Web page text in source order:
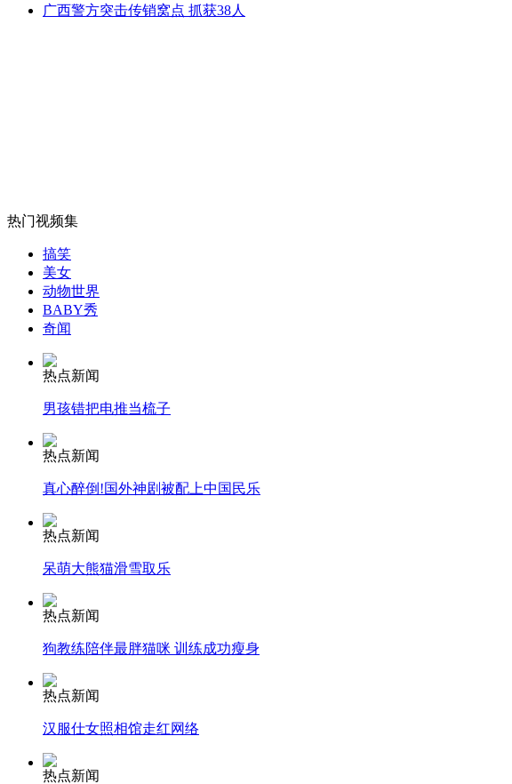
外交部：反对强权政治霸凌主义
外交部：有关国家言论片面不公正
安徽一实载49人客车翻车
消防员救轻生者 花炮节热闹非凡
司机酒驾遇交警 急速倒车逃窜
广西警方突击传销窝点 抓获38人
热门视频集
搞笑
美女
动物世界
BABY秀
奇闻
热点新闻
男孩错把电推当梳子
热点新闻
真心醉倒!国外神剧被配上中国民乐
热点新闻
呆萌大熊猫滑雪取乐
热点新闻
狗教练陪伴最胖猫咪 训练成功瘦身
热点新闻
汉服仕女照相馆走红网络
热点新闻